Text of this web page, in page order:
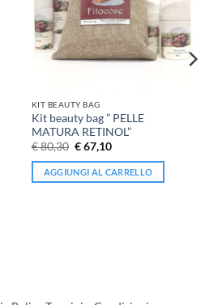
KIT BEAUTY BAG
Kit beauty bag ” PELLE
MATURA RETINOL”
€80,30 Il
prezzo
originale
era:
€67,10Il
attuale
è:
AGGIUNGI AL CARRELLO